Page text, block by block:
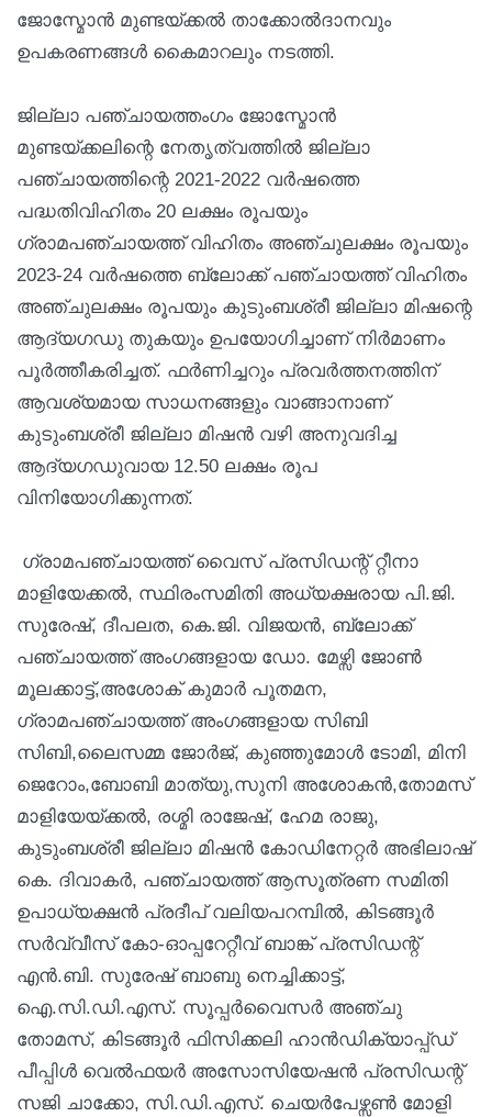
ജോസ്മോൻ മുണ്ടയ്ക്കൽ താക്കോൽദാനവും
ഉപകരണങ്ങൾ കൈമാറലും നടത്തി.
ജില്ലാ പഞ്ചായത്തംഗം ജോസ്മോൻ
മുണ്ടയ്ക്കലിന്റെ നേതൃത്വത്തിൽ ജില്ലാ
പഞ്ചായത്തിന്റെ 2021-2022 വർഷത്തെ
പദ്ധതിവിഹിതം 20 ലക്ഷം രൂപയും
ഗ്രാമപഞ്ചായത്ത് വിഹിതം അഞ്ചുലക്ഷം രൂപയും
2023-24 വർഷത്തെ ബ്ലോക്ക് പഞ്ചായത്ത് വിഹിതം
അഞ്ചുലക്ഷം രൂപയും കുടുംബശ്രീ ജില്ലാ മിഷന്റെ
ആദ്യഗഡു തുകയും ഉപയോഗിച്ചാണ് നിർമാണം
പൂർത്തീകരിച്ചത്. ഫർണിച്ചറും പ്രവർത്തനത്തിന്
ആവശ്യമായ സാധനങ്ങളും വാങ്ങാനാണ്
കുടുംബശ്രീ ജില്ലാ മിഷൻ വഴി അനുവദിച്ച
ആദ്യഗഡുവായ 12.50 ലക്ഷം രൂപ
വിനിയോഗിക്കുന്നത്.
ഗ്രാമപഞ്ചായത്ത് വൈസ് പ്രസിഡന്റ് റ്റീനാ
മാളിയേക്കൽ, സ്ഥിരംസമിതി അധ്യക്ഷരായ പി.ജി.
സുരേഷ്, ദീപലത, കെ.ജി. വിജയൻ, ബ്ലോക്ക്
പഞ്ചായത്ത് അംഗങ്ങളായ ഡോ. മേഴ്സി ജോൺ
മൂലക്കാട്ട്,അശോക് കുമാർ പൂതമന,
ഗ്രാമപഞ്ചായത്ത് അംഗങ്ങളായ സിബി
സിബി,ലൈസമ്മ ജോർജ്, കുഞ്ഞുമോൾ ടോമി, മിനി
ജെറോം,ബോബി മാത്യു,സുനി അശോകൻ,തോമസ്
മാളിയേയ്ക്കൽ, രശ്മി രാജേഷ്, ഹേമ രാജു,
കുടുംബശ്രീ ജില്ലാ മിഷൻ കോഡിനേറ്റർ അഭിലാഷ്
കെ. ദിവാകർ, പഞ്ചായത്ത് ആസൂത്രണ സമിതി
ഉപാധ്യക്ഷൻ പ്രദീപ് വലിയപറമ്പിൽ, കിടങ്ങൂർ
സർവ്വീസ് കോ-ഓപ്പറേറ്റീവ് ബാങ്ക് പ്രസിഡന്റ്
എൻ.ബി. സുരേഷ് ബാബു നെച്ചിക്കാട്ട്,
ഐ.സി.ഡി.എസ്. സൂപ്പർവൈസർ അഞ്ചു
തോമസ്, കിടങ്ങൂർ ഫിസിക്കലി ഹാൻഡിക്യാപ്പ്ഡ്
പീപ്പിൾ വെൽഫയർ അസോസിയേഷൻ പ്രസിഡന്റ്
സജി ചാക്കോ, സി.ഡി.എസ്. ചെയർപേഴ്സൺ മോളി